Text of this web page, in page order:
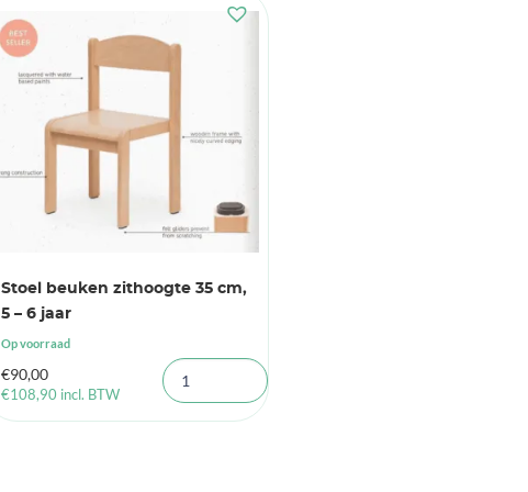
Stoel beuken zithoogte 35 cm,
5 – 6 jaar
Op voorraad
€90,00
€108,90 incl. BTW